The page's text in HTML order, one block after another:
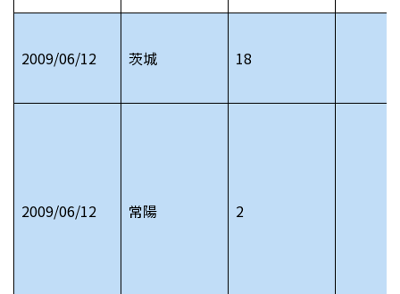
2009/06/12 茨城 18
2009/06/12 常陽 2